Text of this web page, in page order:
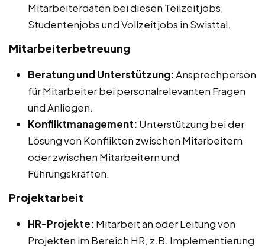
Mitarbeiterdaten bei diesen Teilzeitjobs,
Studentenjobs und Vollzeitjobs in Swisttal.
Mitarbeiterbetreuung
Beratung und Unterstützung:Ansprechperson
für Mitarbeiter bei personalrelevanten Fragen
und Anliegen.
Konfliktmanagement: Unterstützung bei der
Lösung von Konflikten zwischen Mitarbeitern
oder zwischen Mitarbeitern und
Führungskräften.
Projektarbeit
HR-Projekte: Mitarbeit an oder Leitung von
Projekten im Bereich HR, z.B. Implementierung